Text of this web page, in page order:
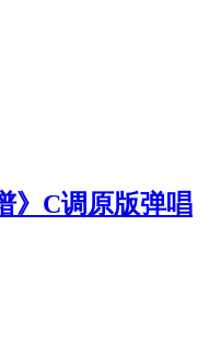
》C调原版弹唱